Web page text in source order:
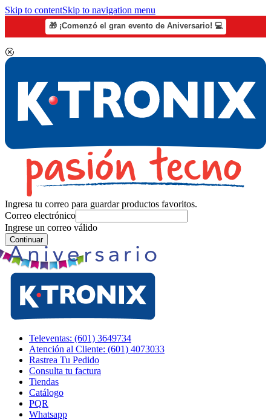
Skip to contentSkip to navigation menu
🎁 ¡Comenzó el gran evento de Aniversario! 💻
Ingresa tu correo para guardar productos favoritos.
Correo electrónico
Ingrese un correo válido
Continuar
Televentas: (601) 3649734
Atención al Cliente: (601) 4073033
Rastrea Tu Pedido
Consulta tu factura
Tiendas
Catálogo
PQR
Whatsapp